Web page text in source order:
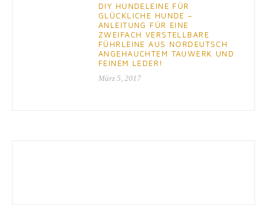
DIY HUNDELEINE FÜR
GLÜCKLICHE HUNDE –
ANLEITUNG FÜR EINE
ZWEIFACH VERSTELLBARE
FÜHRLEINE AUS NORDEUTSCH
ANGEHAUCHTEM TAUWERK UND
FEINEM LEDER!
März 5, 2017